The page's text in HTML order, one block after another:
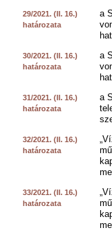
29/2021. (II. 16.)
határozata
a
30/2021. (II. 16.)
határozata
a
31/2021. (II. 16.)
határozata
a
32/2021. (II. 16.)
határozata
33/2021. (II. 16.)
határozata